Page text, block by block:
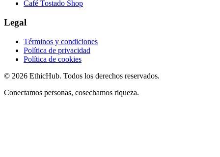
Café Tostado Shop
Legal
Términos y condiciones
Política de privacidad
Política de cookies
© 2026 EthicHub. Todos los derechos reservados.
Conectamos personas, cosechamos riqueza.